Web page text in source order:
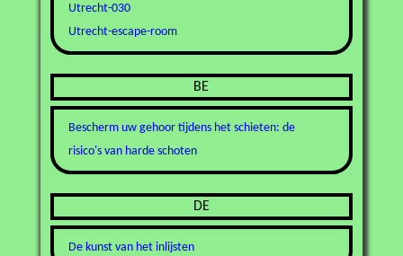
Utrecht-030
Utrecht-escape-room
BE
Bescherm uw gehoor tijdens het schieten: de
risico's van harde schoten
DE
De kunst van het inlijsten